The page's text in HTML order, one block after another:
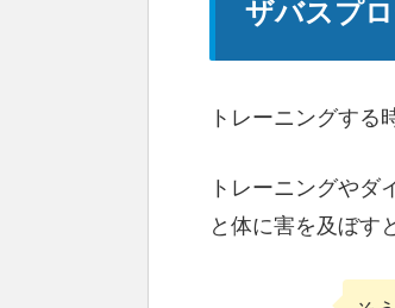
ザバスプ
トレーニングする
トレーニングや
と体に害を及ぼす